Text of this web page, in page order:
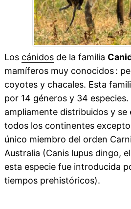
Los cánidosde la familia
mamíferos muy conocidos :
coyotes y chacales. Esta
por 14 géneros y 34
ampliamente distribuidos y se
todos los continentes
único miembro del orden
Australia (Canis lupus dingo,
esta especie fue introducida
tiempos prehistóricos).